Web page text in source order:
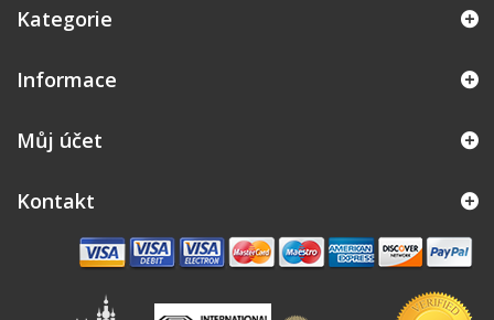
Kategorie
Informace
Můj účet
Kontakt